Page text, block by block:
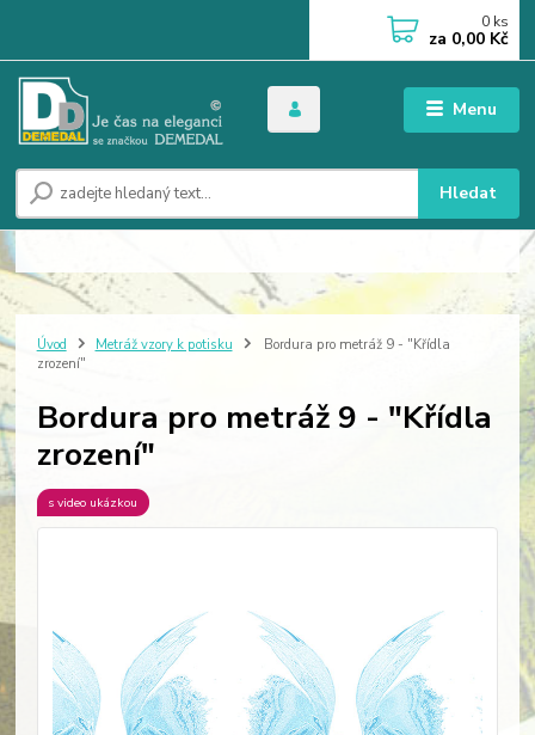
Menu
Hledat
0 ks
za 0,00 Kč
Úvod Metráž vzory k potisku
Bordura pro metráž 9 - "Křídla
zrození"
Bordura pro metráž 9 - "Křídla
zrození"
s video ukázkou